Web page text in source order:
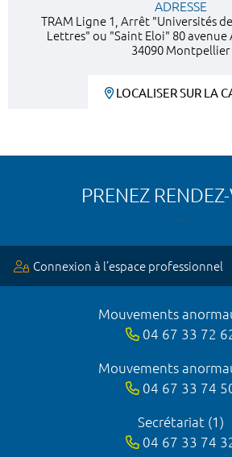
ADRESSE
TRAM Ligne 1, Arrêt "Universités
Lettres" ou "Saint Eloi" 80
34090 Montpellier
LOCALISER SUR LA
PRENEZ
Connexion à l’espace professionnel
Mouvements
04 67 33 72
Mouvements
04 67 33 74
Secrétariat (1)
04 67 33 74